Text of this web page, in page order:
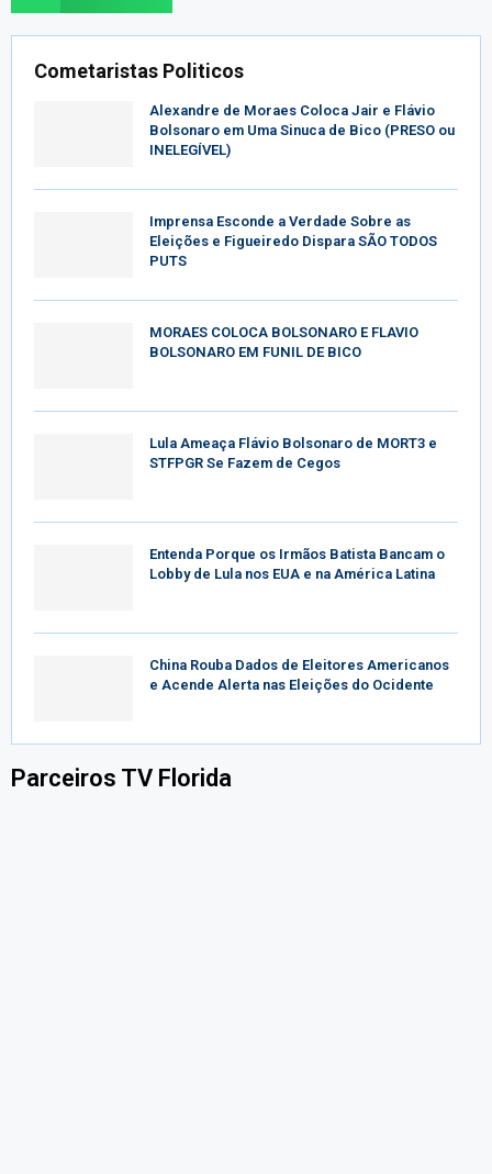
Cometaristas Politicos
Alexandre de Moraes Coloca Jair e Flávio
Bolsonaro em Uma Sinuca de Bico (PRESO ou
INELEGÍVEL)
Imprensa Esconde a Verdade Sobre as
Eleições e Figueiredo Dispara SÃO TODOS
PUTS
MORAES COLOCA BOLSONARO E FLAVIO
BOLSONARO EM FUNIL DE BICO
Lula Ameaça Flávio Bolsonaro de MORT3 e
STFPGR Se Fazem de Cegos
Entenda Porque os Irmãos Batista Bancam o
Lobby de Lula nos EUA e na América Latina
China Rouba Dados de Eleitores Americanos
e Acende Alerta nas Eleições do Ocidente
Parceiros TV Florida